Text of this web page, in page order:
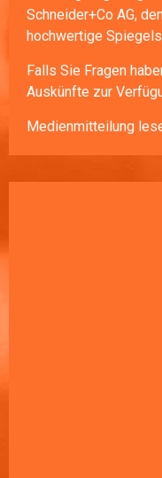
Schneider+Co AG,
hochwertige
Falls Sie Fragen
Auskünfte zur
Medienmitteilung